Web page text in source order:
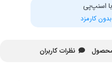
اسنپ‌پی
کارمزد
نظرات کاربران